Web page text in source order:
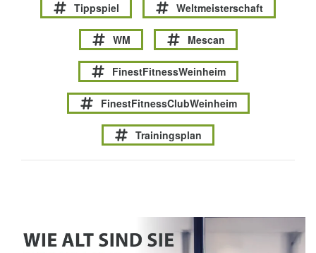
Tippspiel Weltmeisterschaft
WM Mescan
FinestFitnessWeinheim
FinestFitnessClubWeinheim
Trainingsplan